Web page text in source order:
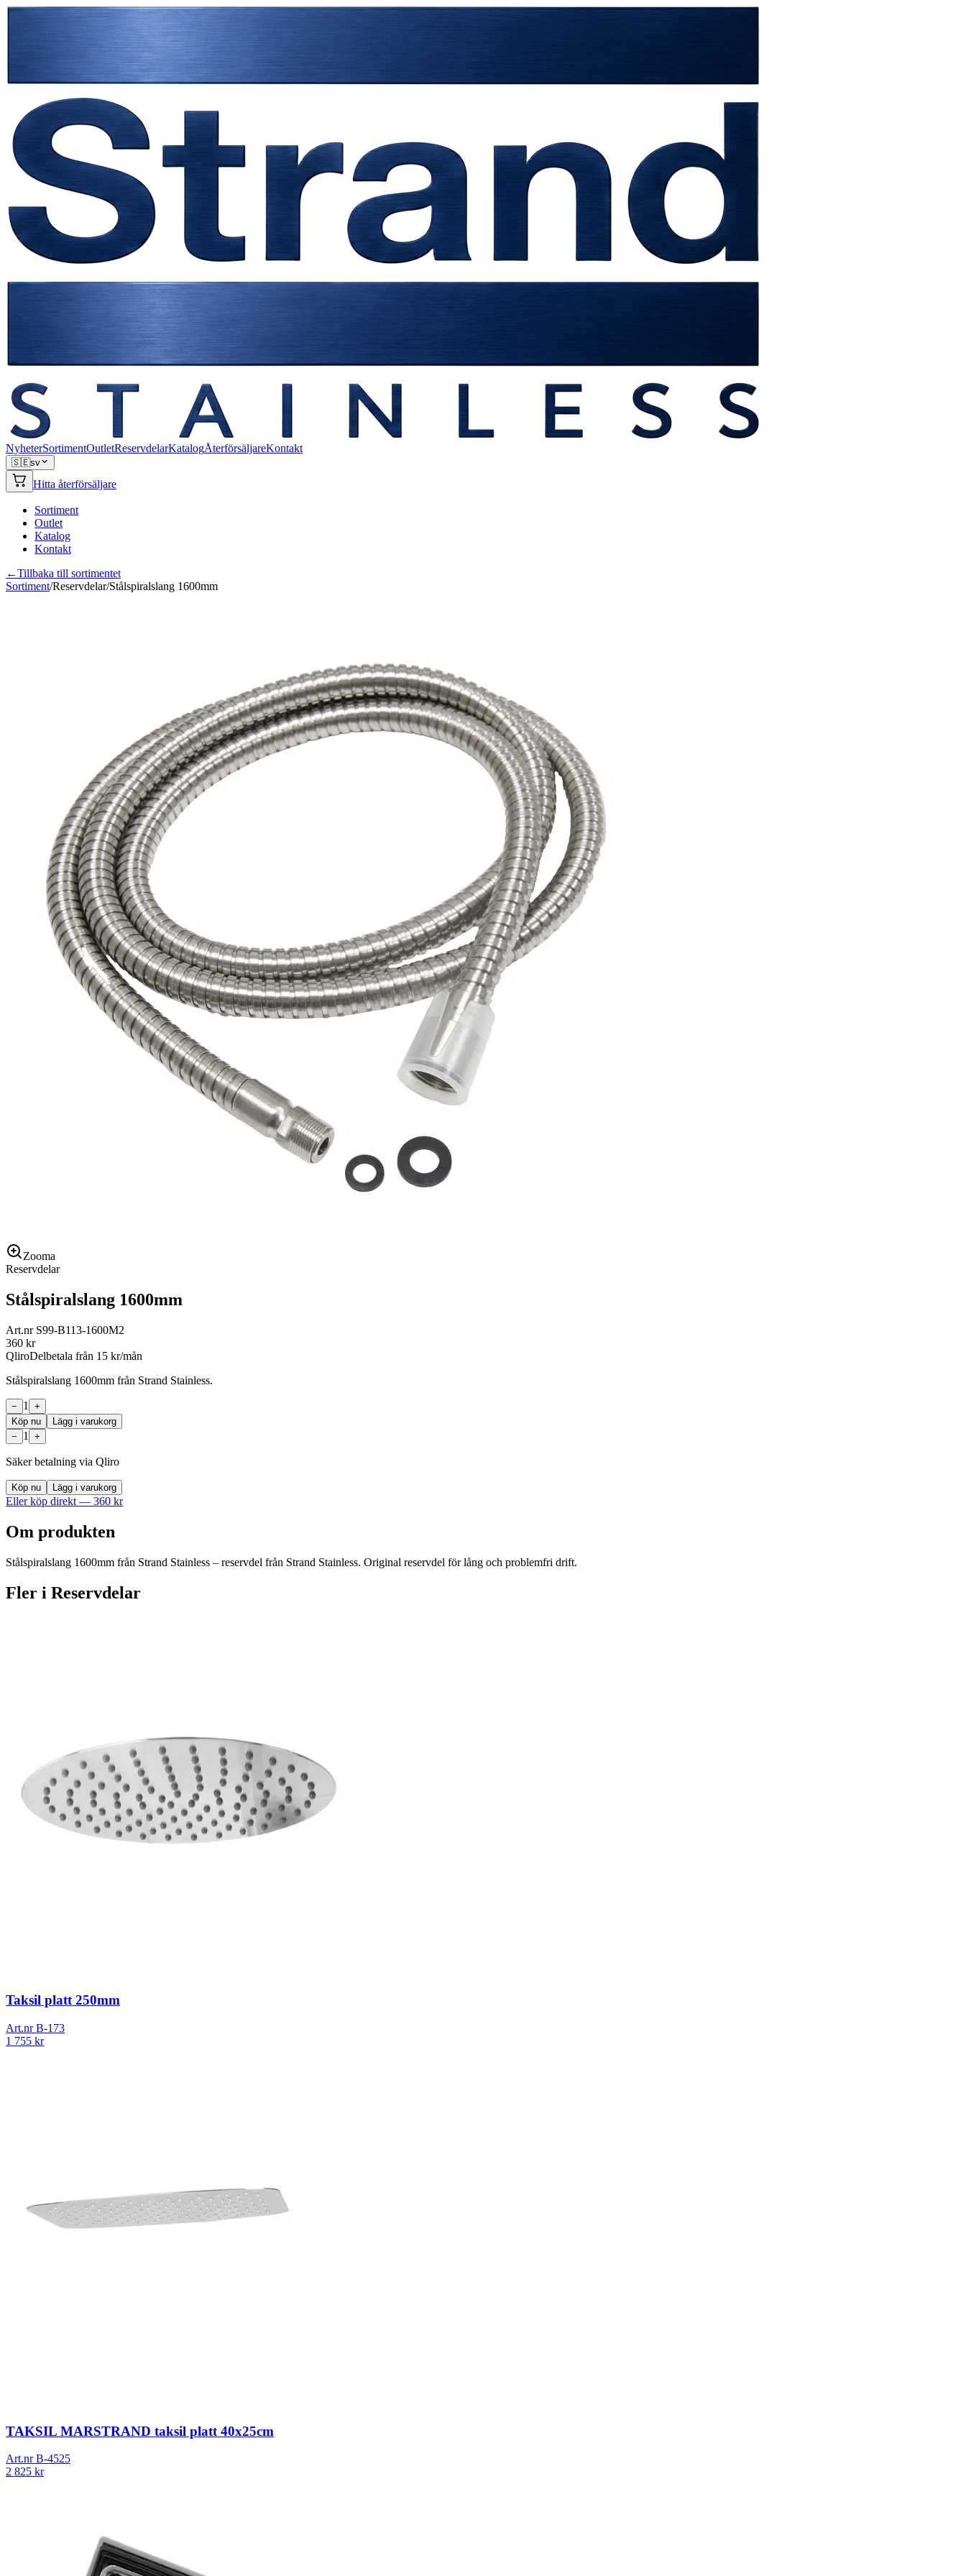
NyheterSortimentOutletReservdelarKatalogÅterförsäljareKontakt
🇸🇪sv
Hitta återförsäljare
Sortiment
Outlet
Katalog
Kontakt
←Tillbaka till sortimentet
Sortiment/Reservdelar/Stålspiralslang 1600mm
Zooma
Reservdelar
Stålspiralslang 1600mm
Art.nr S99-B113-1600M2
360 kr
QliroDelbetala från 15 kr/mån
Stålspiralslang 1600mm från Strand Stainless.
− 1
+
Köp nu
Lägg i varukorg
−
1 +
Säker betalning via Qliro
Köp nu Lägg i varukorg
Eller köp direkt — 360 kr
Om produkten
Stålspiralslang 1600mm från Strand Stainless – reservdel från Strand Stainless. Original reservdel för lång och problemfri drift.
Fler i Reservdelar
Taksil platt 250mm
Art.nrB-173
1 755 kr
TAKSIL MARSTRAND taksil platt 40x25cm
Art.nrB-4525
2 825 kr